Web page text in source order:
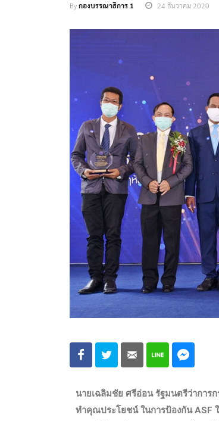
Byกองบรรณาธิการ 1 24 ธันวาคม 2020
นายเฉลิมชัย ศรีอ่อน รัฐมนตรีว่าการ
ทำคุณประโยชน์ ในการป้องกัน ASF